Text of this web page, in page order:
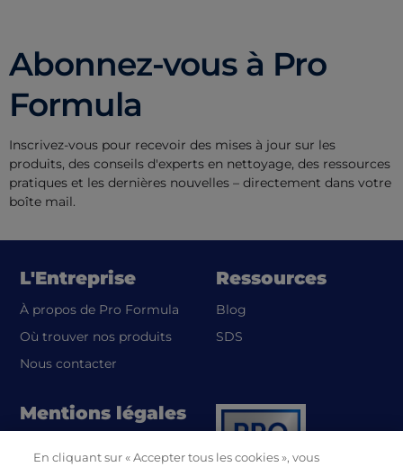
Abonnez-vous à Pro
Formula
Inscrivez-vous pour recevoir des mises à jour sur les
produits, des conseils d'experts en nettoyage, des ressources
pratiques et les dernières nouvelles – directement dans votre
boîte mail.
L'Entreprise
À propos de Pro Formula
Où trouver nos produits
Nous contacter
Ressources
Blog
SDS
Mentions légales
confidentialité UL(opens in a new tab)
En cliquant sur « Accepter tous les cookies », vous